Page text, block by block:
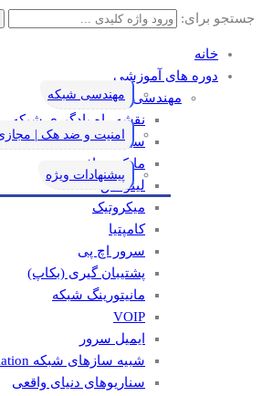
جستجو برای:
خانه
دوره های آموزشی
مهندسی شبکه
نقشه راه یادگیری شبکه
سیسکو
مایکروسافت
لینوکس
میکروتیک
کامپتیا
سرور اچ پی
پشتیبان گیری (بکاپ)
مانيتورينگ شبکه
VOIP
ایمیل سرور
شبیه سازهای شبکه Simulation
سناریوهای دنیای واقعی
مهندسی شبکه
امنیت و ضد هک |
پیشنهادات ویژه